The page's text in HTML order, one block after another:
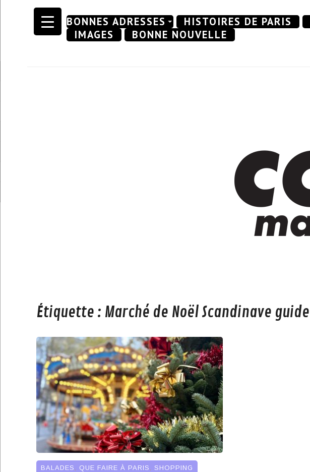
Skip
BONNES ADRESSES HISTOIRES DE PARIS
IMAGES
BONNE NOUVELLE
Étiquette : Marché de Noël Scandinave guide
BALADES QUE FAIRE À PARIS SHOPPING